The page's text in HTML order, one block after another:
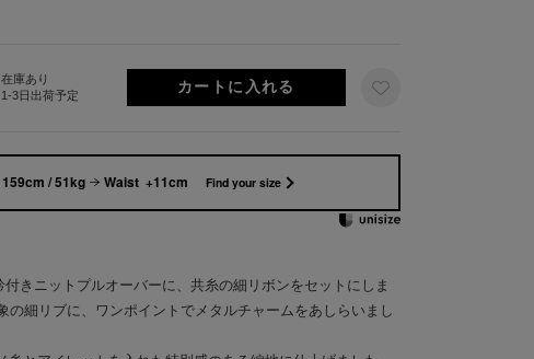
在庫あり
1-3日出荷予定
159cm / 51kg Waist +11cm Find your size
きニットプルオーバーに、共糸の細リボンをセットにしま
の細リブに、ワンポイントでメタルチャームをあしらいまし